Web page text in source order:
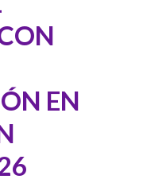
EN